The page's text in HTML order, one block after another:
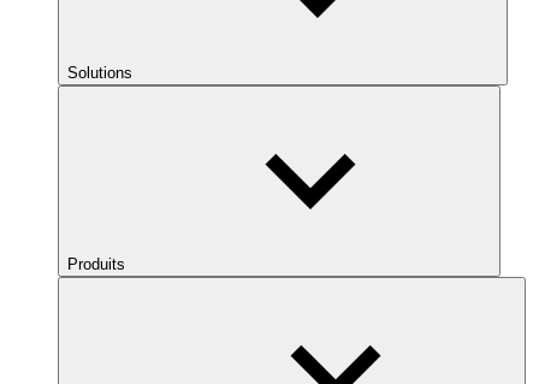
Solutions
Produits